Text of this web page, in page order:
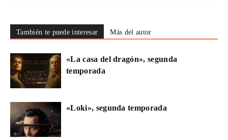
También te puede interesar Más del autor
«La casa del dragón», segunda
temporada
«Loki», segunda temporada